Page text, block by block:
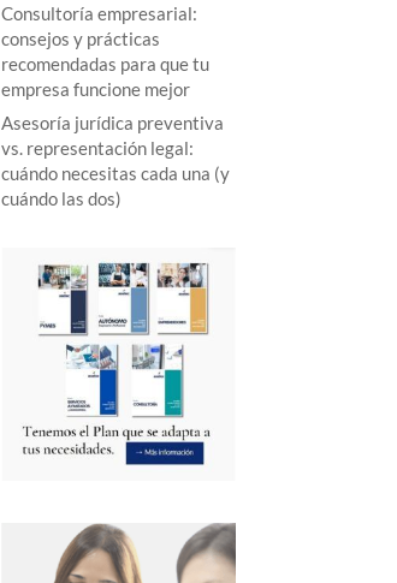
Consultoría empresarial:
consejos y prácticas
recomendadas para que tu
empresa funcione mejor
Asesoría jurídica preventiva
vs. representación legal:
cuándo necesitas cada una (y
cuándo las dos)